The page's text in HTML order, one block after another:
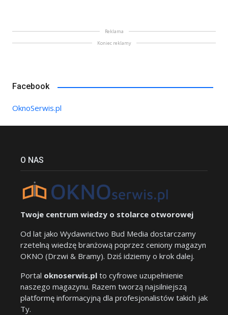
Reklama
Koniec reklamy
Facebook
OknoSerwis.pl
O NAS
Twoje centrum wiedzy o stolarce otworowej
Od lat jako Wydawnictwo Bud Media dostarczamy
rzetelną wiedzę branżową poprzez ceniony magazyn
OKNO (Drzwi & Bramy). Dziś idziemy o krok dalej.
Portal oknoserwis.pl to cyfrowe uzupełnienie
naszego magazynu. Razem tworzą najsilniejszą
platformę informacyjną dla profesjonalistów takich jak
Ty.